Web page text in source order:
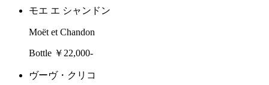
モエ エ シャンドン
Moët et Chandon
Bottle ￥22,000-
ヴーヴ・クリコ